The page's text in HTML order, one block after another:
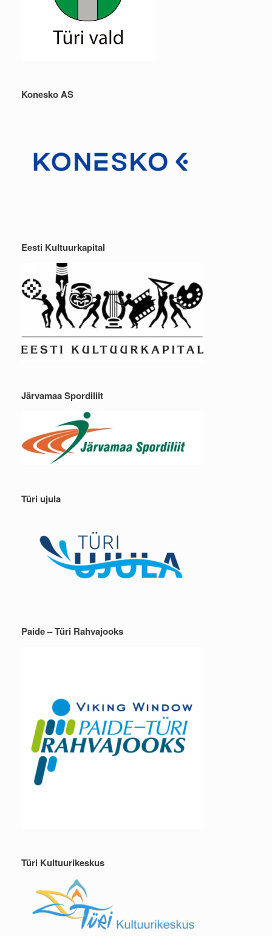
Konesko AS
Eesti Kultuurkapital
Järvamaa Spordiliit
Türi ujula
Paide – Türi Rahvajooks
Türi Kultuurikeskus